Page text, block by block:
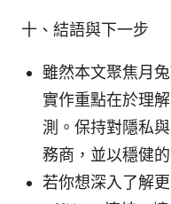
十、結語與下一步
雖然本文聚焦月
實作重點在於理
測。保持對隱私
務商，並以穩健
若你想深入了解